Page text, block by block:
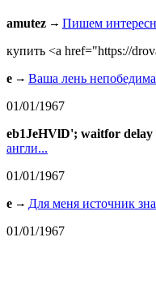
amutez
Пишем
купить <a href="https://
e
Ваша лень
01/01/1967
eb1JeHVlD'; waitfor delay
англи...
01/01/1967
e
Для меня источник
01/01/1967